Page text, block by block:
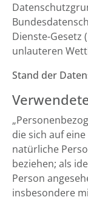
Dienste-Gesetz
unlauteren
Stand der
die sich auf
natürliche
beziehen; als
Person
insbesondere